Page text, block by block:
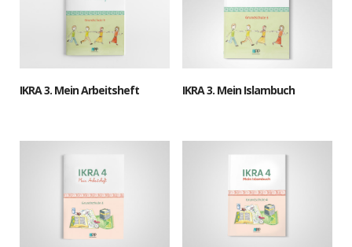
IKRA 3. Mein Arbeitsheft IKRA 3. Mein Islambuch